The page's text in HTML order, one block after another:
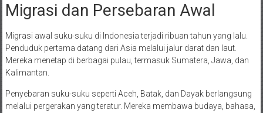
Migrasi dan Persebaran Awal
Migrasi awal suku-suku di Indonesia terjadi ribuan tahun yang lalu.
Penduduk pertama datang dari Asia melalui jalur darat dan laut.
Mereka menetap di berbagai pulau, termasuk Sumatera, Jawa, dan
Kalimantan.
Penyebaran suku-suku seperti Aceh, Batak, dan Dayak berlangsung
melalui pergerakan yang teratur. Mereka membawa budaya, bahasa,